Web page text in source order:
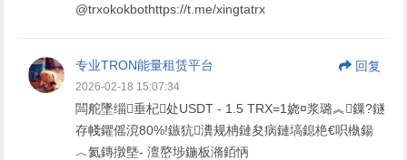
@trxokokbothttps://t.me/xingtatrx
专业TRON能量租赁平台 回复
2026-02-18 15:07:34
闆舵墜缁垂杞处USDT - 1.5 TRX=1娆¤浆璐︽鏁?鐩
存帴鑺傜渷80%!鏃犺瀵规柟鏈夋病鏈塙鎴栬€呮槸鍚
︿氦鏄撴墍- 澶嶅埗鍦板潃銆怲